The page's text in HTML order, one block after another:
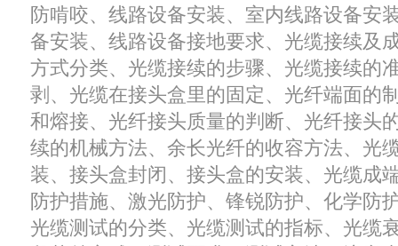
防啃咬、线路设备安装、室内线路设备安
备安装、线路设备接地要求、光缆接续及
方式分类、光缆接续的步骤、光缆接续的
剥、光缆在接头盒里的固定、光纤端面的
和熔接、光纤接头质量的判断、光纤接头
续的机械方法、余长光纤的收容方法、光
装、接头盒封闭、接头盒的安装、光缆成
防护措施、激光防护、锋锐防护、化学防
光缆测试的分类、光缆测试的指标、光缆